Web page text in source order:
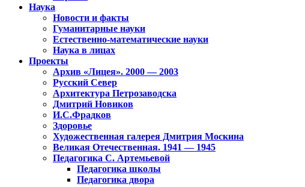
Наука
Новости и факты
Гуманитарные науки
Естественно-математические науки
Наука в лицах
Проекты
Архив «Лицея». 2000 — 2003
Русский Север
Архитектура Петрозаводска
Дмитрий Новиков
И.С.Фрадков
Здоровье
Художественная галерея Дмитрия Москина
Великая Отечественная. 1941 — 1945
Педагогика С. Артемьевой
Педагогика школы
Педагогика двора